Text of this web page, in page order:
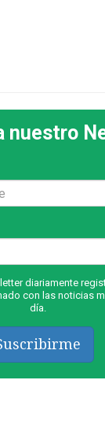
nuestro
diariamente
con las noticias
día.